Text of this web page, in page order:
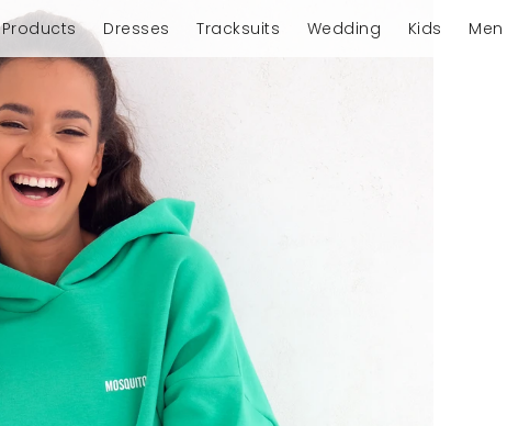
Products Dresses Tracksuits Wedding Kids Men